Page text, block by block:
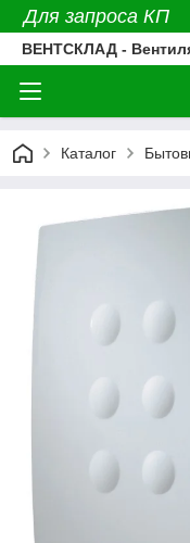
Для запроса
ВЕНТСКЛАД -
Каталог